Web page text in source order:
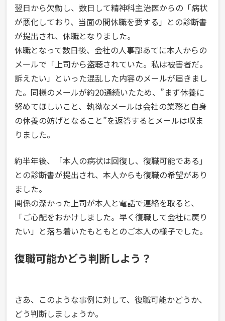
翌日から欠勤し、数日して精神科主治医からの「病状
が悪化しており、当面の間休職を要する」との診断書
が提出され、休職となりました。
休職となって数日後、会社の人事部あてに本人からの
メールで「上司から盗聴されていた。私は被害者だ。
訴えたい」といった混乱した内容のメールが届きまし
た。同様のメールが約20通続いたため、”まず休養に
努めてほしいこと、執拗なメールは会社の業務と自身
の休養の妨げとなること”を返答するとメールは収ま
りました。
約半年後、「本人の病状は回復し、復職可能である」
との診断書が提出され、本人からも復職の希望があり
ました。
関係の深かった上司が本人と電話で連絡を取ると、
「ご心配をおかけしました。早く復職して会社に戻り
たい」と落ち着いたもともとのご本人の様子でした。
復職可能かどう判断しよう？
さあ、このような事例に対して、復職可能かどうか、
どう判断しましょうか。